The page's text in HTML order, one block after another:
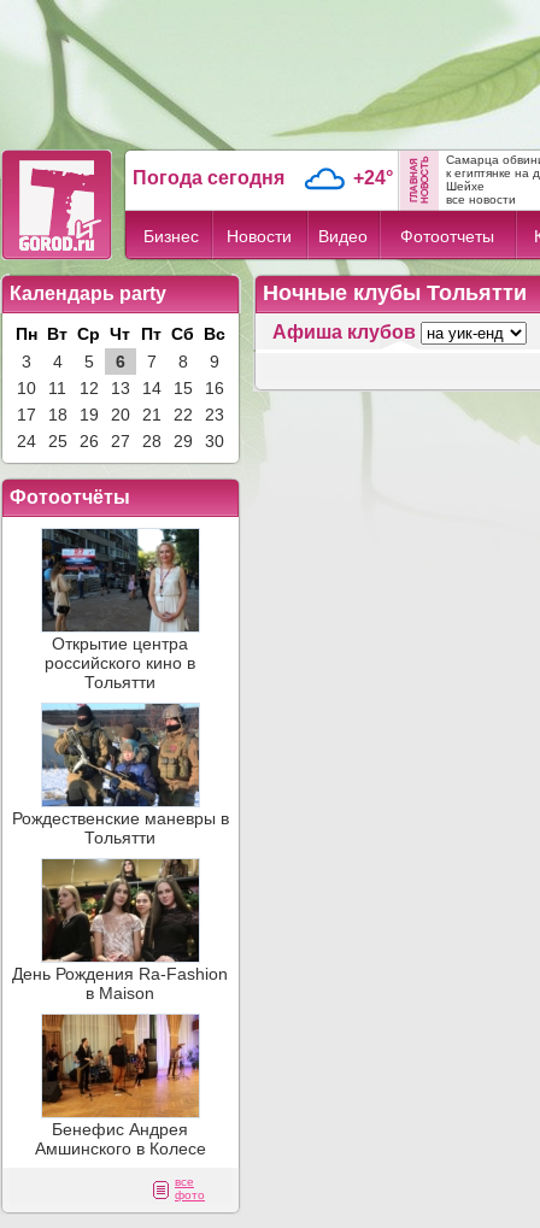
Погода сегодня +24°
Самарца
к египтянке на
Шейхе
все новости
Бизнес Новости Видео Фотоотчеты
Календарь party
Пн Вт Ср Чт Пт Сб
Вс
3
4 5 6 7 8
9
10
11 12 13 14 15
16
17
18 19 20 21 22
23
24
25 26 27 28 29 30
Фотоотчёты
Открытие центра
российского кино в
Тольятти
Рождественские маневры в
Тольятти
День Рождения Ra-Fashion
в Maison
Бенефис Андрея
Амшинского в Колесе
все
фото
Ночные клубы Тольятти
Афиша клубов